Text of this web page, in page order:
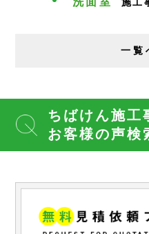
一覧
ちばけん施工
お客様の声検